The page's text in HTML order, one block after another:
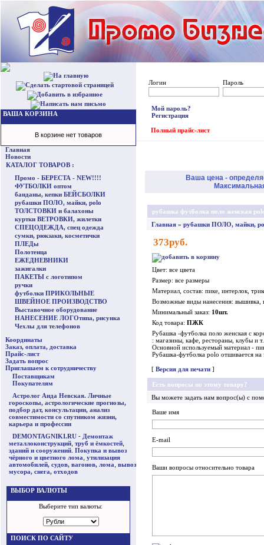
ВАША КОРЗИНА
В корзине нет товаров
Главная
Новости
КАТАЛОГ ТОВАРОВ :
Промо - БЕРЕСТА - NEW!!!!
ФУТБОЛКИ оптом
банданы, кепки БЕЙСБОЛКИ
рубашки ПОЛО, майки, polo
ТОЛСТОВКИ и балахоны
куртки ВЕТРОВКИ, жилетки
СПЕЦОДЕЖДА, спец одежда
сумки, рюкзаки, косметички
ПЛЕДы
Полотенца
ЕЖЕДНЕВНИКИ
зажигалки
ПАКЕТЫ с логотипом
ручки
футболки ПРИКОЛЬНЫЕ
ШВЕЙНОЕ ПРОИЗВОДСТВО
Выставочное оборудование
НАНЕСЕНИЕ ЛОГОтипа, рисунка
Чехлы для телефонов
Координаты
Заказ, оплата, доставка
Прайс-лист
Задать вопрос
Приглашаем к сотрудничеству
Поставщикам
Покупателям
Астролог Аида Невская. Личные
гороскопы, астрологические прогнозы,
подбор дат, консультации, анализ
совместимости со спутником жизни,
карьера и профессии
DEMONTAGNIKI.RU - Демонтаж
металлоконструкций труб и ёмкостей
зданий и сооружений Покупка и вывоз
чёрного и цветного лома утилизация
автомобилей, судов, вагонов, лома вывоз
мусора, снега, отходов
ВЫБОР ВАЛЮТЫ
Выберите тип валюты:
ПОИСК ПО САЙТУ
Логин Пароль
Мой пароль?
Регистрация
Полный прайс-лист
Ваша цена -
рубашка футболка поло женская
Главная » рубашки ПОЛО, майки,
373руб.
Цвет: все цвета
Размер: все размеры
Материал, состав: пике, интерлок,
Возможные виды нанесения: вышивка,
Минимальный заказ: 10шт.
Код товара: ПЖК
Рубашка -футболка поло женская с
: магазины, кафе, рестораны, клубы и
Основной используемый материал -
Рубашка-футболка polo отшивается на
[ Версия для печати ]
Есть вопросы по этому товару?
Вы можете задать нам вопрос(ы) с
Ваше имя
E-mail
Ваши вопросы относительно товара